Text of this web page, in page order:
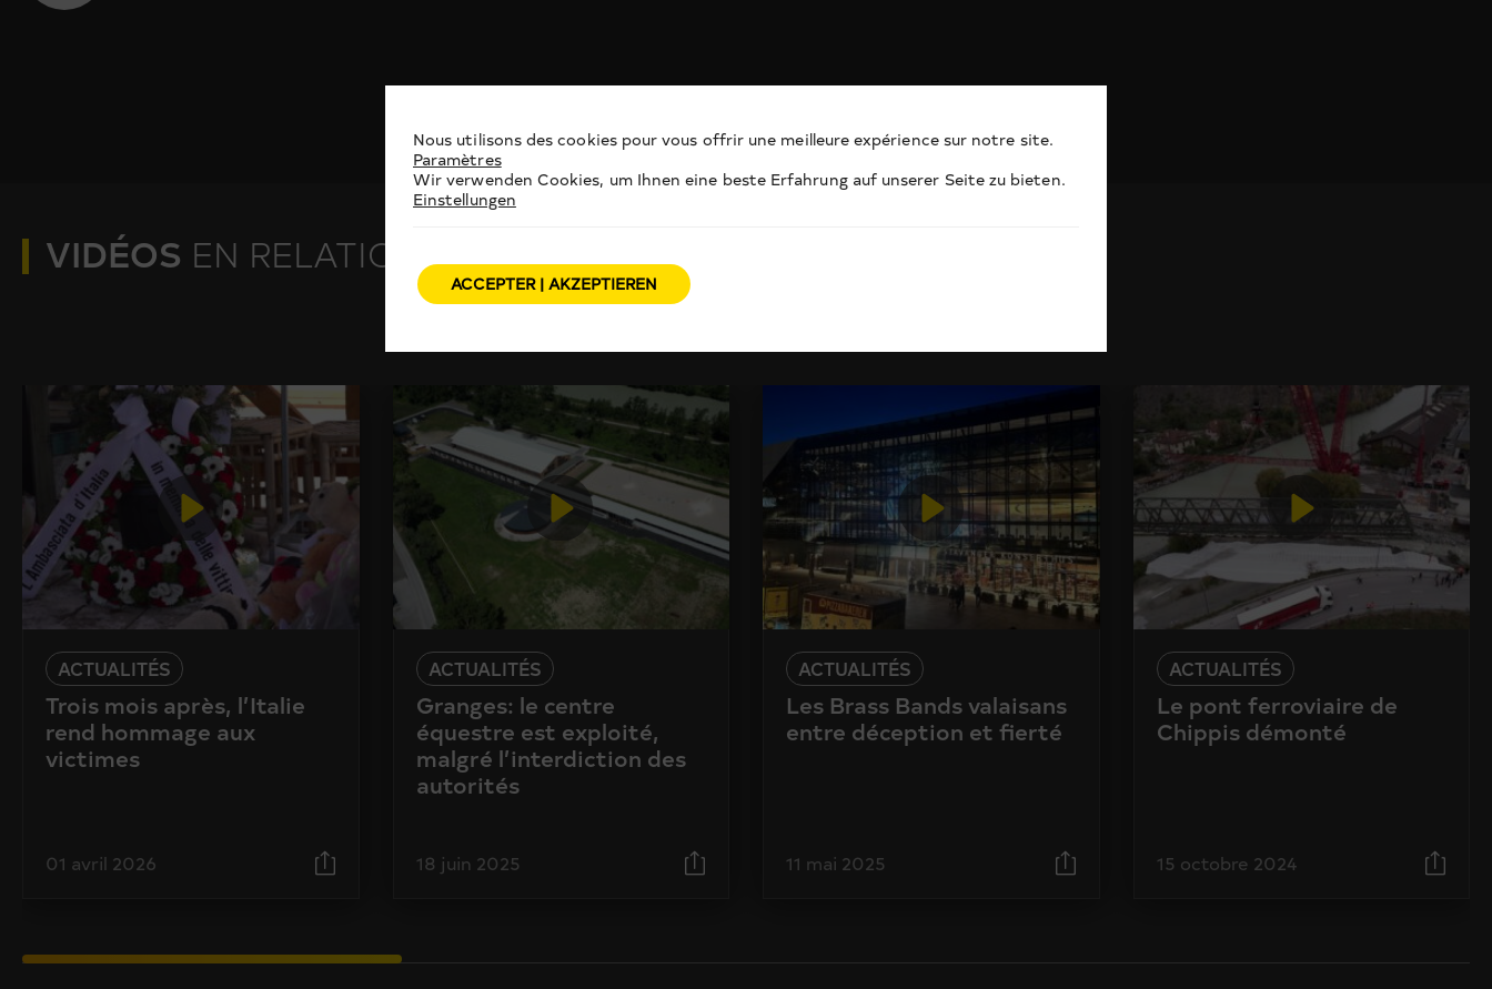
VIDÉOS EN RELATION
ACTUALITÉS
Trois mois après, l’Italie
rend hommage aux
victimes
01 avril 2026
ACTUALITÉS
Granges: le centre
équestre est exploité,
malgré l’interdiction des
autorités
18 juin 2025
ACTUALITÉS
Les Brass Bands valaisans
entre déception et fierté
11 mai 2025
ACTUALITÉS
Le pont ferroviaire de
Chippis démonté
15 octobre 2024
Nous utilisons des cookies pour vous offrir une meilleure expérience sur notre site.
Paramètres
Wir verwenden Cookies, um Ihnen eine beste Erfahrung auf unserer Seite zu bieten.
Einstellungen
ACCEPTER | AKZEPTIEREN